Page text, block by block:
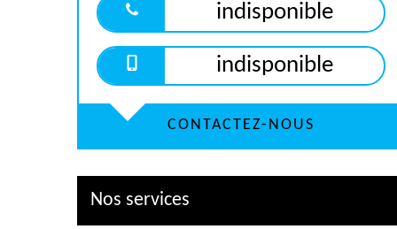
indisponible
indisponible
CONTACTEZ-NOUS
Nos services